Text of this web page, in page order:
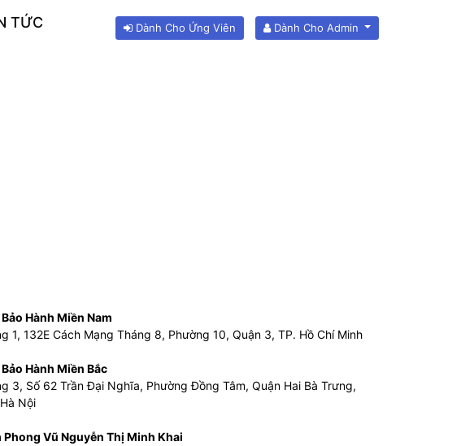
TỨC Dành Cho Ứng Viên Dành Cho Admin
Hành Miền Nam
1, 132E Cách Mạng Tháng 8, Phường 10, Quận 3, TP. Hồ Chí Minh
Hành Miền Bắc
3, Số 62 Trần Đại Nghĩa, Phường Đồng Tâm, Quận Hai Bà Trưng,
Nội
Vũ Nguyễn Thị Minh Khai